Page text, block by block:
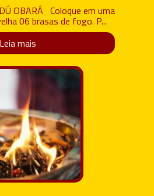
OBARÁ Coloque em uma
06 brasas de fogo. P...
Leia mais